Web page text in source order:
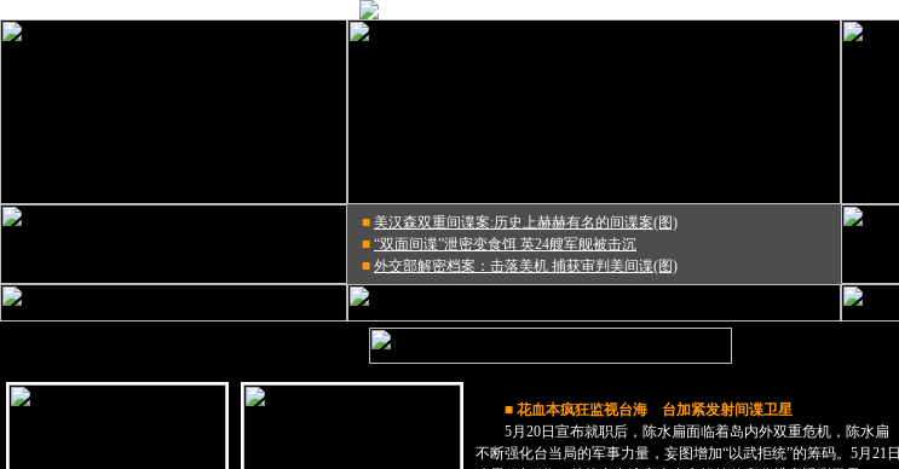
■ 美汉森双重间谍案:历史上赫赫有名的间谍案(图)
■ “双面间谍”泄密变食饵 英24艘军舰被击沉
■ 外交部解密档案：击落美机 捕获审判美间谍(图)
■ 花血本疯狂监视台海 台加紧发射间谍卫星
5月20日宣布就职后，陈水扁面临着岛内外双重危机，陈水扁
不断强化台当局的军事力量，妄图增加“以武拒统”的筹码。5月21日